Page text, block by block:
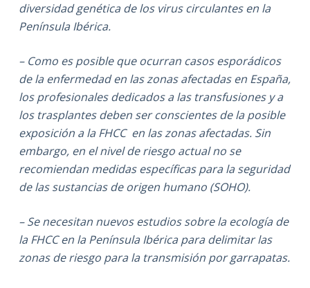
diversidad genética de los virus circulantes en la
Península Ibérica.
– Como es posible que ocurran casos esporádicos
de la enfermedad en las zonas afectadas en España,
los profesionales dedicados a las transfusiones y a
los trasplantes deben ser conscientes de la posible
exposición a la FHCC en las zonas afectadas. Sin
embargo, en el nivel de riesgo actual no se
recomiendan medidas específicas para la seguridad
de las sustancias de origen humano (SOHO).
– Se necesitan nuevos estudios sobre la ecología de
la FHCC en la Península Ibérica para delimitar las
zonas de riesgo para la transmisión por garrapatas.